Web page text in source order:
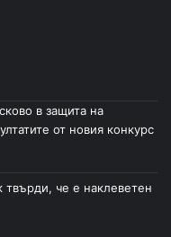
в защита на
от новия конкурс
че е наклеветен